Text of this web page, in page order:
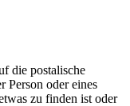
die postalische
Person oder eines
zu finden ist oder